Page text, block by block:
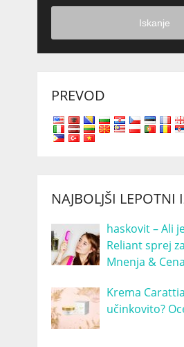
Iskanje
PREVOD
NAJBOLJŠI LEPOTNI
haskovit – Ali
Reliant sprej
Mnenja &
Krema
učinkovito?